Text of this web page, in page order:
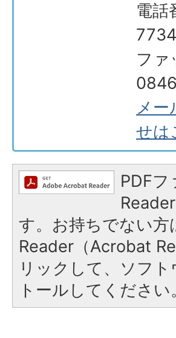
電
7734
ファ
メー
せは
PDF
す。お持ちでない
Reader（Acrobat
リックして、ソフ
トールしてください